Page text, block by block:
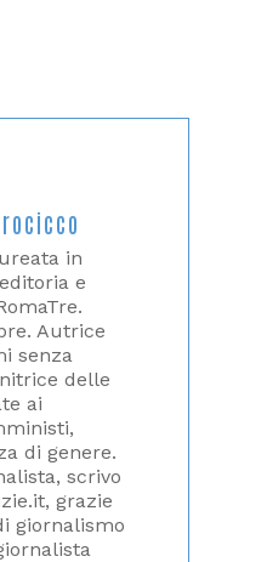
in
e
Autrice
senza
delle
ai
di genere.
scrivo
grazie
giornalismo